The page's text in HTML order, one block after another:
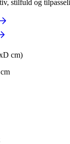
stilfuld og
cm)